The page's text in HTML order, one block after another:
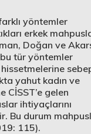
yöntemler
erkek
Doğan ve
tür yöntemler
yahut kadın ve
CİSST’e gelen
ihtiyaçlarını
Bu durum
115).